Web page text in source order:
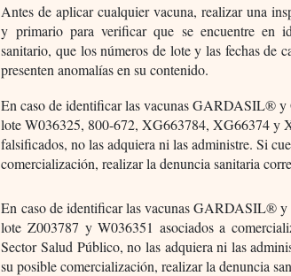
Antes de aplicar cualquier vacuna, realizar una
y primario para verificar que se encuentre en
sanitario, que los números de lote y las fechas de
presenten anomalías en su contenido.
En caso de identificar las vacunas GARDASIL®
lote W036325, 800-672, XG663784, XG66374 y
falsificados, no las adquiera ni las administre. Si
comercialización, realizar la denuncia sanitaria
En caso de identificar las vacunas GARDASIL®
lote Z003787 y W036351 asociados a
Sector Salud Público, no las adquiera ni las
su posible comercialización, realizar la denuncia